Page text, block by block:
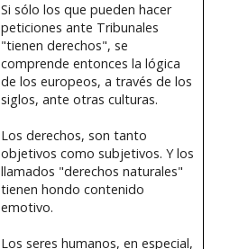
Si sólo los que pueden hacer
peticiones ante Tribunales
"tienen derechos", se
comprende entonces la lógica
de los europeos, a través de los
siglos, ante otras culturas.
Los derechos, son tanto
objetivos como subjetivos. Y los
llamados "derechos naturales"
tienen hondo contenido
emotivo.
Los seres humanos, en especial,